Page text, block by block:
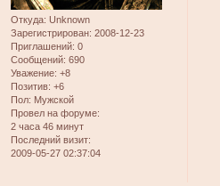
Откуда: Unknown
Зарегистрирован: 2008-12-23
Приглашений: 0
Сообщений: 690
Уважение: +8
Позитив: +6
Пол: Мужской
Провел на форуме:
2 часа 46 минут
Последний визит:
2009-05-27 02:37:04